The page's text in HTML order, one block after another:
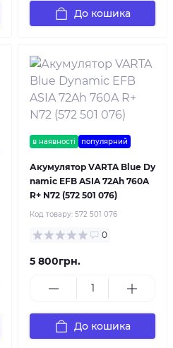
До кошика
в наявності популярний
Акумулятор VARTA Blue Dy
namic EFB ASIA 72Ah 760A
R+ N72 (572 501 076)
Код товару: 572 501 076
0
5 800грн.
До кошика